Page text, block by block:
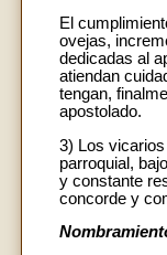
El
ovejas,
dedicadas al
atiendan
tengan,
apostolado.
3) Los
parroquial,
y constante
concorde y